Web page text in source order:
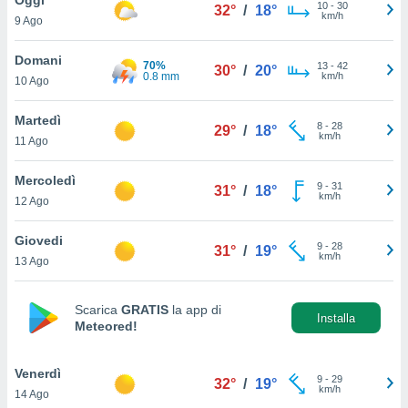
è
al sito
di
ci
di
il
un
la
nella
9 Ago
32° / 18° 10- 30
km/h
Domani
10 Ago
70%
0.8 mm
30° / 20° 13- 42
km/h
Martedì
11 Ago
29° / 18° 8- 28
km/h
Mercoledì
12 Ago
31° / 18° 9- 31
km/h
Giovedi
13 Ago
31° / 19° 9- 28
km/h
Scarica GRATIS la app di
Meteored!
Installa
Venerdì
14 Ago
32° / 19° 9- 29
km/h